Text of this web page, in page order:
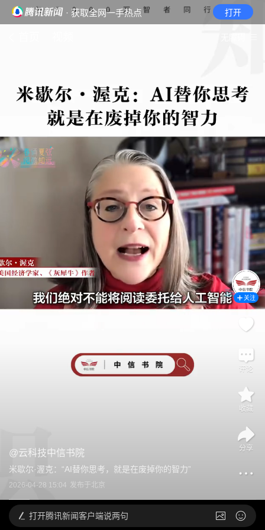
· 获取全网一手热点 打开
@云科技中信书院
米歇尔·渥克：“AI替你思考，就是在废掉你的智力”
2026-04-28 15:04 发布于北京
关注
评论
收藏
分享
打开腾讯新闻客户端说两句